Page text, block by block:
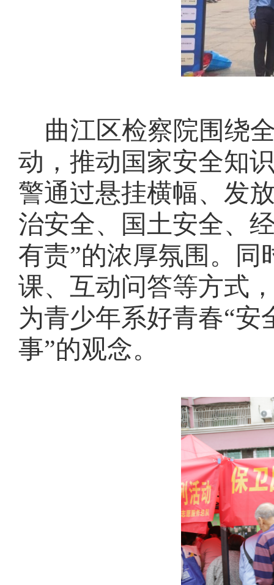
曲江区检察院围绕
动，推动国家安全知
警通过悬挂横幅、发
治安全、国土安全、
有责”的浓厚氛围。同
课、互动问答等方式
为青少年系好青春“安
事”的观念。